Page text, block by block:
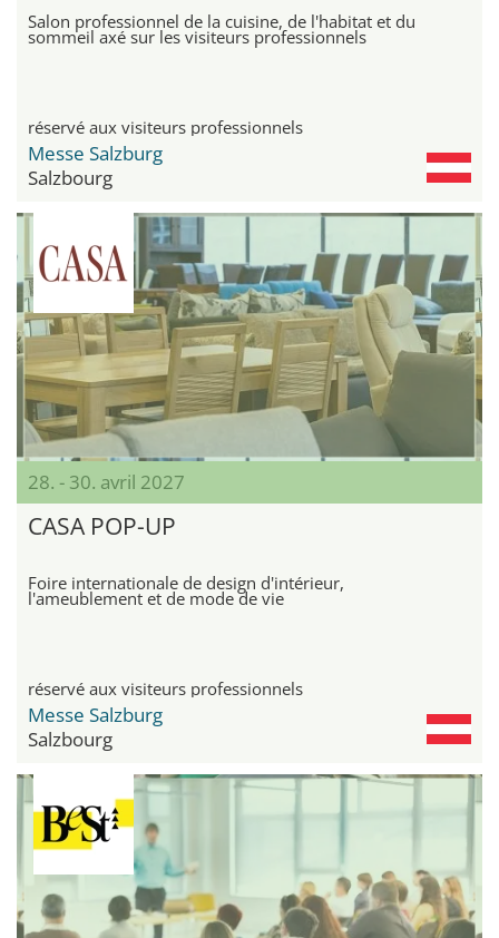
Salon professionnel de la cuisine, de l'habitat et du
sommeil axé sur les visiteurs professionnels
réservé aux visiteurs professionnels
Messe Salzburg
Salzbourg
28. - 30. avril 2027
CASA POP-UP
Foire internationale de design d'intérieur,
l'ameublement et de mode de vie
réservé aux visiteurs professionnels
Messe Salzburg
Salzbourg